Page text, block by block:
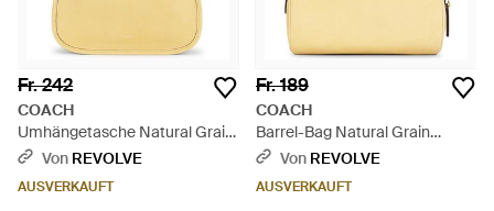
Fr. 242
COACH
Umhängetasche Natural Grain
Leather Waverly - Mettallic
Von REVOLVE
AUSVERKAUFT
Fr. 189
COACH
Barrel-Bag Natural Grain
Leather - Natur
Von REVOLVE
AUSVERKAUFT